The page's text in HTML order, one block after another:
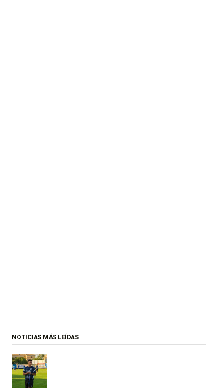
NOTICIAS MÁS LEÍDAS